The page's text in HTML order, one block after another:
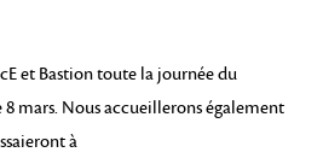
et Bastion toute la journée du
mars. Nous accueillerons également
à